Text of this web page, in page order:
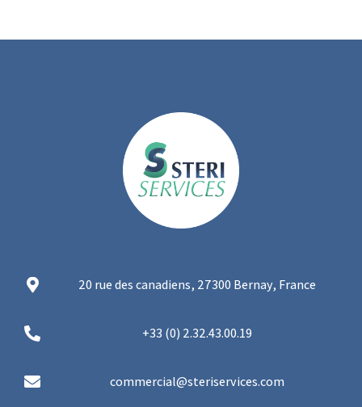
20 rue des canadiens, 27300 Bernay, France
+33 (0) 2.32.43.00.19
commercial@steriservices.com